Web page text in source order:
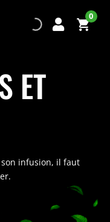

0
ET
infusion, il faut